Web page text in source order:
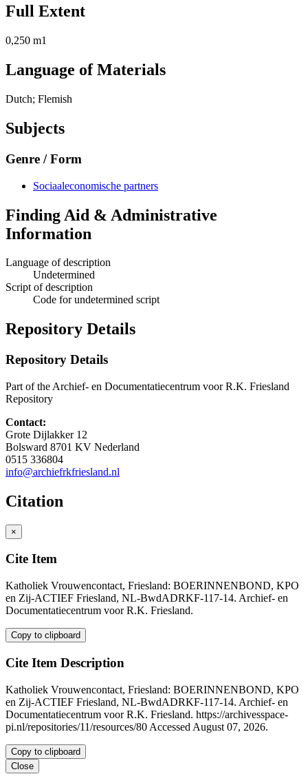
Full Extent
0,250 m1
Language of Materials
Dutch; Flemish
Subjects
Genre / Form
Sociaaleconomische partners
Finding Aid & Administrative
Information
Language of description
Undetermined
Script of description
Code for undetermined script
Repository Details
Repository Details
Part of the Archief- en Documentatiecentrum voor R.K. Friesland
Repository
Contact:
Grote Dijlakker 12
Bolsward 8701 KV Nederland
0515 336804
info@archiefrkfriesland.nl
Citation
×
Cite Item
Katholiek Vrouwencontact, Friesland: BOERINNENBOND, KPO
en Zij-ACTIEF Friesland, NL-BwdADRKF-117-14. Archief- en
Documentatiecentrum voor R.K. Friesland.
Copy to clipboard
Cite Item Description
Katholiek Vrouwencontact, Friesland: BOERINNENBOND, KPO
en Zij-ACTIEF Friesland, NL-BwdADRKF-117-14. Archief- en
Documentatiecentrum voor R.K. Friesland. https://archivesspace-
pi.nl/repositories/11/resources/80 Accessed August 07, 2026.
Copy to clipboard
Close